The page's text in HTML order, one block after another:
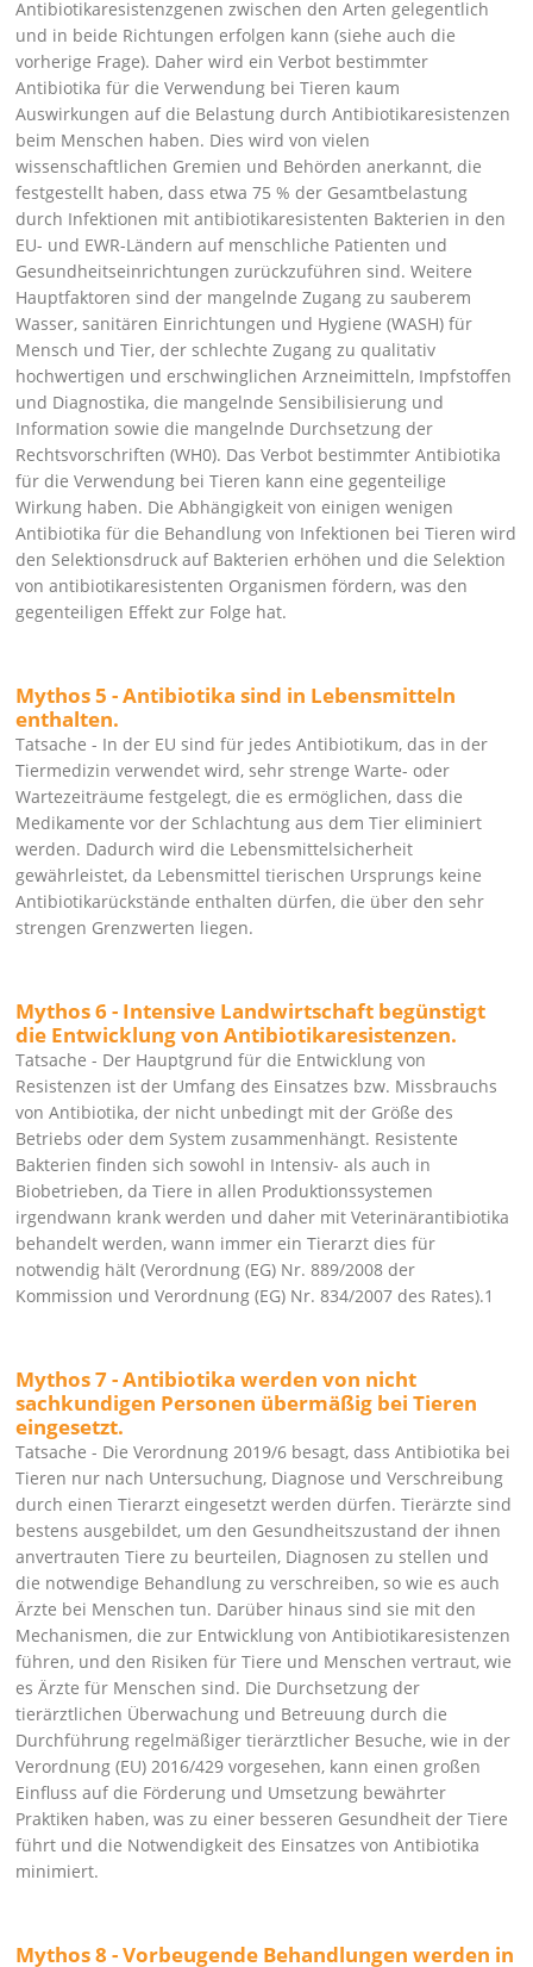
Antibiotikaresistenzgenen zwischen den Arten gelegentlich
und in beide Richtungen erfolgen kann (siehe auch die
vorherige Frage). Daher wird ein Verbot bestimmter
Antibiotika für die Verwendung bei Tieren kaum
Auswirkungen auf die Belastung durch Antibiotikaresistenzen
beim Menschen haben. Dies wird von vielen
wissenschaftlichen Gremien und Behörden anerkannt, die
festgestellt haben, dass etwa 75 % der Gesamtbelastung
durch Infektionen mit antibiotikaresistenten Bakterien in den
EU- und EWR-Ländern auf menschliche Patienten und
Gesundheitseinrichtungen zurückzuführen sind. Weitere
Hauptfaktoren sind der mangelnde Zugang zu sauberem
Wasser, sanitären Einrichtungen und Hygiene (WASH) für
Mensch und Tier, der schlechte Zugang zu qualitativ
hochwertigen und erschwinglichen Arzneimitteln, Impfstoffen
und Diagnostika, die mangelnde Sensibilisierung und
Information sowie die mangelnde Durchsetzung der
Rechtsvorschriften (WH0). Das Verbot bestimmter Antibiotika
für die Verwendung bei Tieren kann eine gegenteilige
Wirkung haben. Die Abhängigkeit von einigen wenigen
Antibiotika für die Behandlung von Infektionen bei Tieren wird
den Selektionsdruck auf Bakterien erhöhen und die Selektion
von antibiotikaresistenten Organismen fördern, was den
gegenteiligen Effekt zur Folge hat.
Mythos 5 - Antibiotika sind in Lebensmitteln
enthalten.
Tatsache - In der EU sind für jedes Antibiotikum, das in der
Tiermedizin verwendet wird, sehr strenge Warte- oder
Wartezeiträume festgelegt, die es ermöglichen, dass die
Medikamente vor der Schlachtung aus dem Tier eliminiert
werden. Dadurch wird die Lebensmittelsicherheit
gewährleistet, da Lebensmittel tierischen Ursprungs keine
Antibiotikarückstände enthalten dürfen, die über den sehr
strengen Grenzwerten liegen.
Mythos 6 - Intensive Landwirtschaft begünstigt
die Entwicklung von Antibiotikaresistenzen.
Tatsache - Der Hauptgrund für die Entwicklung von
Resistenzen ist der Umfang des Einsatzes bzw. Missbrauchs
von Antibiotika, der nicht unbedingt mit der Größe des
Betriebs oder dem System zusammenhängt. Resistente
Bakterien finden sich sowohl in Intensiv- als auch in
Biobetrieben, da Tiere in allen Produktionssystemen
irgendwann krank werden und daher mit Veterinärantibiotika
behandelt werden, wann immer ein Tierarzt dies für
notwendig hält (Verordnung (EG) Nr. 889/2008 der
Kommission und Verordnung (EG) Nr. 834/2007 des Rates).1
Mythos 7 - Antibiotika werden von nicht
sachkundigen Personen übermäßig bei Tieren
eingesetzt.
Tatsache - Die Verordnung 2019/6 besagt, dass Antibiotika bei
Tieren nur nach Untersuchung, Diagnose und Verschreibung
durch einen Tierarzt eingesetzt werden dürfen. Tierärzte sind
bestens ausgebildet, um den Gesundheitszustand der ihnen
anvertrauten Tiere zu beurteilen, Diagnosen zu stellen und
die notwendige Behandlung zu verschreiben, so wie es auch
Ärzte bei Menschen tun. Darüber hinaus sind sie mit den
Mechanismen, die zur Entwicklung von Antibiotikaresistenzen
führen, und den Risiken für Tiere und Menschen vertraut, wie
es Ärzte für Menschen sind. Die Durchsetzung der
tierärztlichen Überwachung und Betreuung durch die
Durchführung regelmäßiger tierärztlicher Besuche, wie in der
Verordnung (EU) 2016/429 vorgesehen, kann einen großen
Einfluss auf die Förderung und Umsetzung bewährter
Praktiken haben, was zu einer besseren Gesundheit der Tiere
führt und die Notwendigkeit des Einsatzes von Antibiotika
minimiert.
Mythos 8 - Vorbeugende Behandlungen werden in